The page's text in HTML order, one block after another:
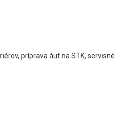
príprava áut na STK, servisné